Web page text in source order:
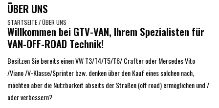
auszuwählen.
die
Eingabetaste,
um
VW T7 2025
VW T6
VW T5
VW CRAFTER / MAN TGE
ÜBER UNS
STARTSEITE/ÜBER UNS
Willkommen bei GTV-VAN, Ihrem Spezialisten für
VAN-OFF-ROAD Technik!
Besitzen Sie bereits einen VW T3/T4/T5/T6/ Crafter oder Mercedes Vito
/Viano /V-Klasse/Sprinter bzw. denken über den Kauf eines solchen nach,
möchten aber die Nutzbarkeit abseits der Straßen (off road) ermöglichen und /
oder verbessern?